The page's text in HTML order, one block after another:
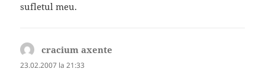
sufletul meu.
cracium axente
23.02.2007 la 21:33